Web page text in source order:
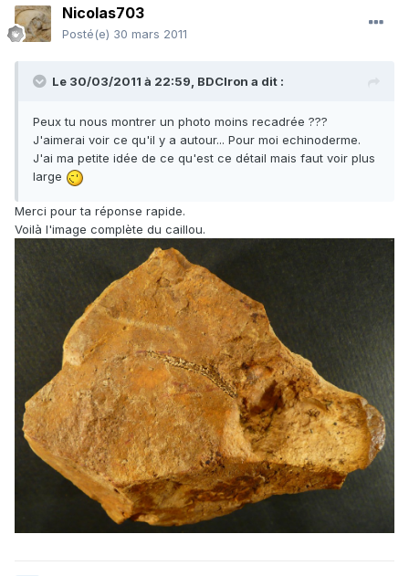
Nicolas703
Posté(e) 30 mars 2011
Le 30/03/2011 à 22:59, BDCIron a dit :
Peux tu nous montrer un photo moins recadrée ???
J'aimerai voir ce qu'il y a autour... Pour moi echinoderme.
J'ai ma petite idée de ce qu'est ce détail mais faut voir plus
large
Merci pour ta réponse rapide.
Voilà l'image complète du caillou.